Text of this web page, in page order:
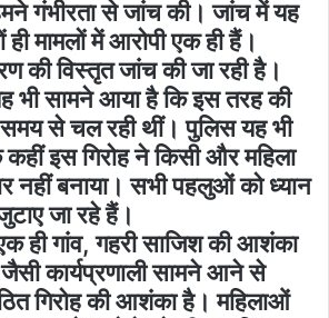
गंभीरता से जांच की। जांच में यह
मामलों में आरोपी एक ही हैं।
की विस्तृत जांच की जा रही है।
भी सामने आया है कि इस तरह की
से चल रही थीं। पुलिस यह भी
इस गिरोह ने किसी और महिला
नहीं बनाया। सभी पहलुओं को ध्यान
जा रहे हैं।
ही गांव, गहरी साजिश की आशंका
जैसी कार्यप्रणाली सामने आने से
गिरोह की आशंका है। महिलाओं